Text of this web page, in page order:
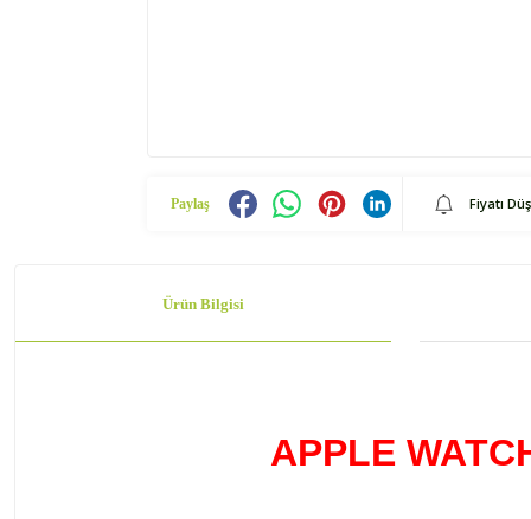
Paylaş Fiyatı
Ürün Bilgisi
APPLE